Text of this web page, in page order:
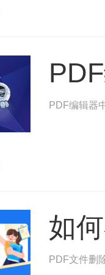
PDF编辑器
如
PDF文件删